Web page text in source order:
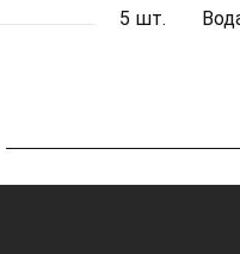
5 шт.